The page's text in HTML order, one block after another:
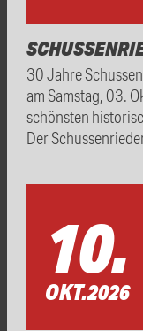
30 Jahre
am Samstag, 03.
schönsten
Der
10.
OKT.2026